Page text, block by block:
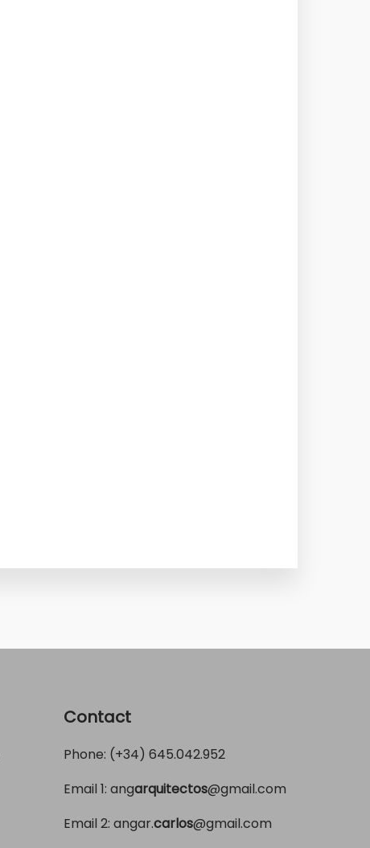
Contact
Phone: (+34) 645.042.952
Email 1: angarquitectos@gmail.com
Email 2: angar.carlos@gmail.com